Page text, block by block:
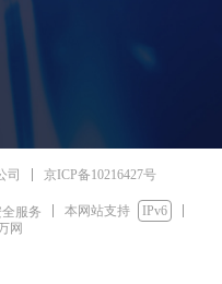
司 京ICP备10216427号
服务 本网站支持
IPv6
网